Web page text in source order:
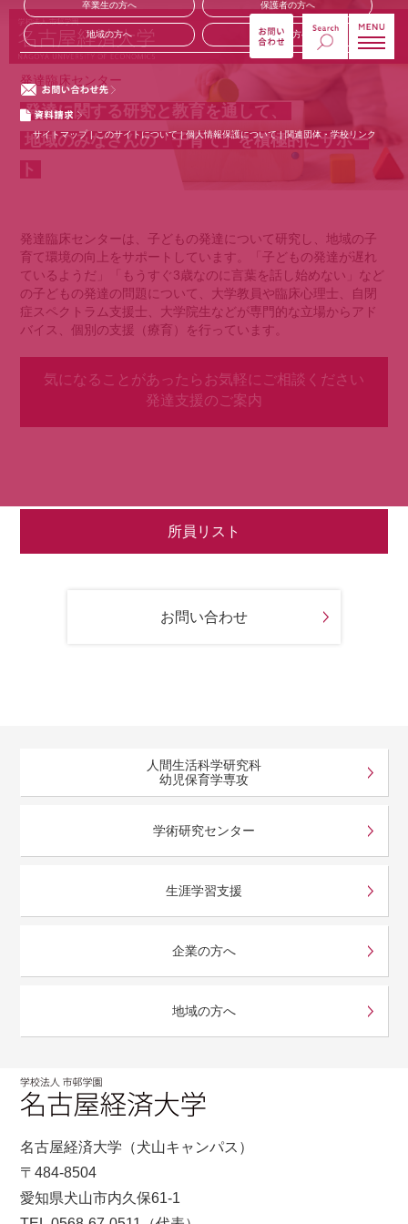
卒業生の方へ 保護者の方へ
地域の方へ 企業の方へ
サイトマップ|このサイトについて|個人情報保護について|関連団体・学校リンク
発達臨床センター
発達に関する研究と教育を通して、
地域のみなさんの「子育て」を積極的にサポー
ト
発達臨床センターは、子どもの発達について研究し、地域の子
育て環境の向上をサポートしています。「子どもの発達が遅れ
ているようだ」「もうすぐ3歳なのに言葉を話し始めない」など
の子どもの発達の問題について、大学教員や臨床心理士、自閉
症スペクトラム支援士、大学院生などが専門的な立場からアド
バイス、個別の支援（療育）を行っています。
気になることがあったらお気軽にご相談ください
発達支援のご案内
所員リスト
お問い合わせ
人間生活科学研究科
幼児保育学専攻
学術研究センター
生涯学習支援
企業の方へ
地域の方へ
名古屋経済大学（犬山キャンパス）
〒484-8504
愛知県犬山市内久保61-1